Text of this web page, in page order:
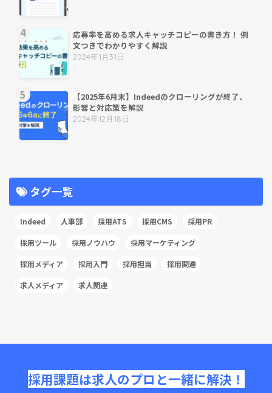
応募率を高める求人キャッチコピーの書き方！ 例
文つきでわかりやすく解説
2024年1月31日
【2025年6月末】Indeedのクローリングが終了、
影響と対応策を解説
2024年12月18日
タグ一覧
Indeed 人事部 採用ATS 採用CMS 採用PR
採用ツール 採用ノウハウ 採用マーケティング
採用メディア 採用入門 採用担当 採用関連
求人メディア 求人関連
採用課題は求人のプロと一緒に解決！